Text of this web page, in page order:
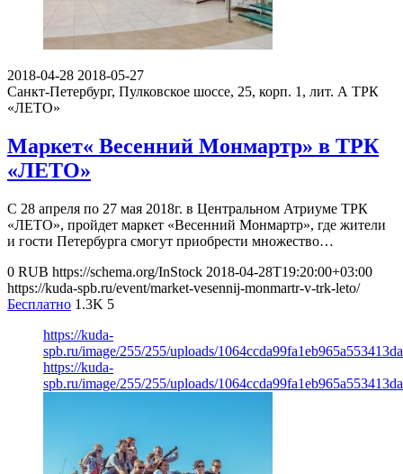
2018-04-28 2018-05-27
Санкт-Петербург, Пулковское шоссе, 25, корп. 1, лит. А ТРК
«ЛЕТО»
Маркет« Весенний Монмартр» в ТРК
«ЛЕТО»
С 28 апреля по 27 мая 2018г. в Центральном Атриуме ТРК
«ЛЕТО», пройдет маркет «Весенний Монмартр», где жители
и гости Петербурга смогут приобрести множество…
0 RUB https://schema.org/InStock 2018-04-28T19:20:00+03:00
https://kuda-spb.ru/event/market-vesennij-monmartr-v-trk-leto/
Бесплатно 1.3K 5
https://kuda-
spb.ru/image/255/255/uploads/
https://kuda-
spb.ru/image/255/255/uploads/